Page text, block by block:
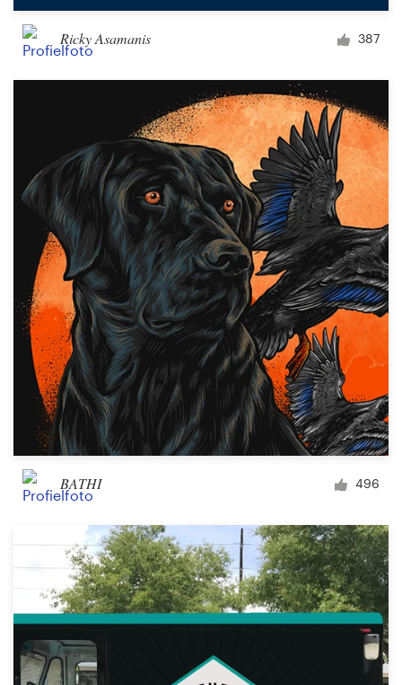
Ricky Asamanis 387
BATHI 496